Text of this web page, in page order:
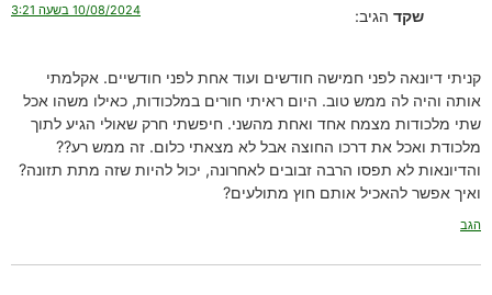
שקד הגיב: 10/08/2024 בשעה 3:21
קניתי דיונאה לפני חמישה חודשים ועוד אחת לפני חודשיים. אקלמתי
אותה והיה לה ממש טוב. היום ראיתי חורים במלכודות, כאילו משהו אכל
שתי מלכודות מצמח אחד ואחת מהשני. חיפשתי חרק שאולי הגיע לתוך
מלכודת ואכל את דרכו החוצה אבל לא מצאתי כלום. זה ממש רע??
והדיונאות לא תפסו הרבה זבובים לאחרונה, יכול להיות שזה מתת תזונה?
ואיך אפשר להאכיל אותם חוץ מתולעים?
הגב